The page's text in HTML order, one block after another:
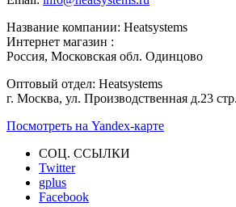
Название компании: Heatsystems
Интернет магазин :
Россия, Московская обл. Одинцово
Оптовый отдел: Heatsystems
г. Москва, ул. Производственная д.23
Посмотреть на Yandex-карте
СОЦ. ССЫЛКИ
Twitter
gplus
Facebook